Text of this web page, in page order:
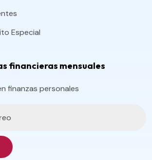
Especial
financieras mensuales
finanzas personales